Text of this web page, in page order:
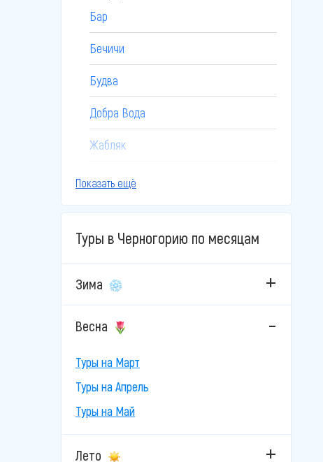
Бар
Бечичи
Будва
Добра Вода
Жабляк
Колашин
Котор
Петровац
Подгорица
Пржно
Свети-Стефан
Показать ещё
Туры в Черногорию по месяцам
Зима
Весна
Туры на Март
Туры на Апрель
Туры на Май
Лето